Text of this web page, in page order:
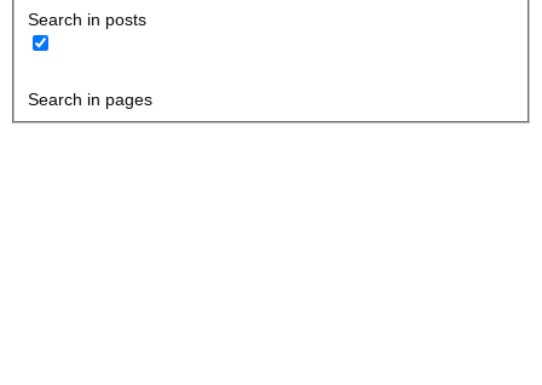
Search in posts
Search in pages